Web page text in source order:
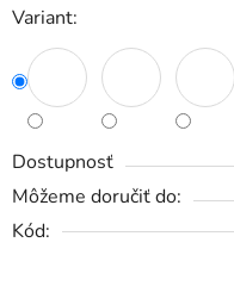
Variant:
Dostupnosť
Môžeme doručiť do:
Kód: